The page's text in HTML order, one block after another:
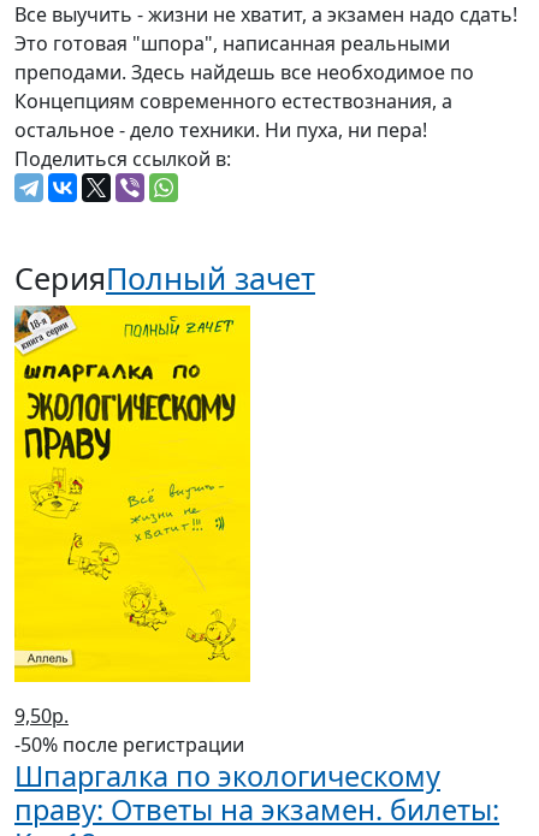
Все выучить - жизни не хватит, а экзамен надо сдать!
Это готовая "шпора", написанная реальными
преподами. Здесь найдешь все необходимое по
Концепциям современного естествознания, а
остальное - дело техники. Ни пуха, ни пера!
Поделиться ссылкой в:
СерияПолный зачет
9,50р.
-50% после регистрации
Шпаргалка по экологическому
праву: Ответы на экзамен. билеты: